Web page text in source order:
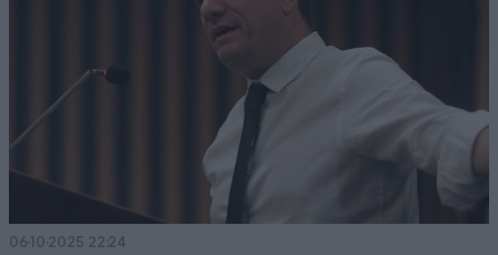
06·10·2025 22:24